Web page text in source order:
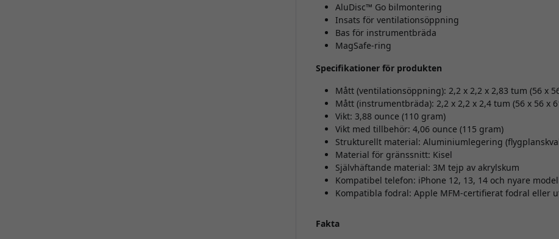
AluDisc™ Go bilmontering
Insats för ventilationsöppning
Bas för instrumentbräda
MagSafe-ring
Specifikationer för produkten
Mått (ventilationsöppning): 2,2 x 2,2 x 2,83 tum (56 x
Mått (instrumentbräda): 2,2 x 2,2 x 2,4 tum (56 x 56 x
Vikt: 3,88 ounce (110 gram)
Vikt med tillbehör: 4,06 ounce (115 gram)
Strukturellt material: Aluminiumlegering
Material för gränssnitt: Kisel
Självhäftande material: 3M tejp av akrylskum
Kompatibel telefon: iPhone 12, 13, 14 och nyare
Kompatibla fodral: Apple MFM-certifierat fodral eller
Fakta